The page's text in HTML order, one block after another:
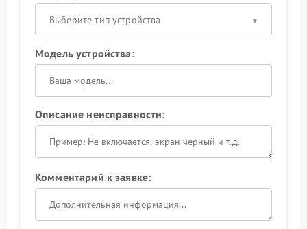
Выберите тип устройства
Модель устройства:
Описание неисправности:
Комментарий к заявке: